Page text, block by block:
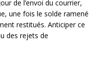
de l’envoi du courrier,
une fois le solde ramené
restitués. Anticiper ce
des rejets de